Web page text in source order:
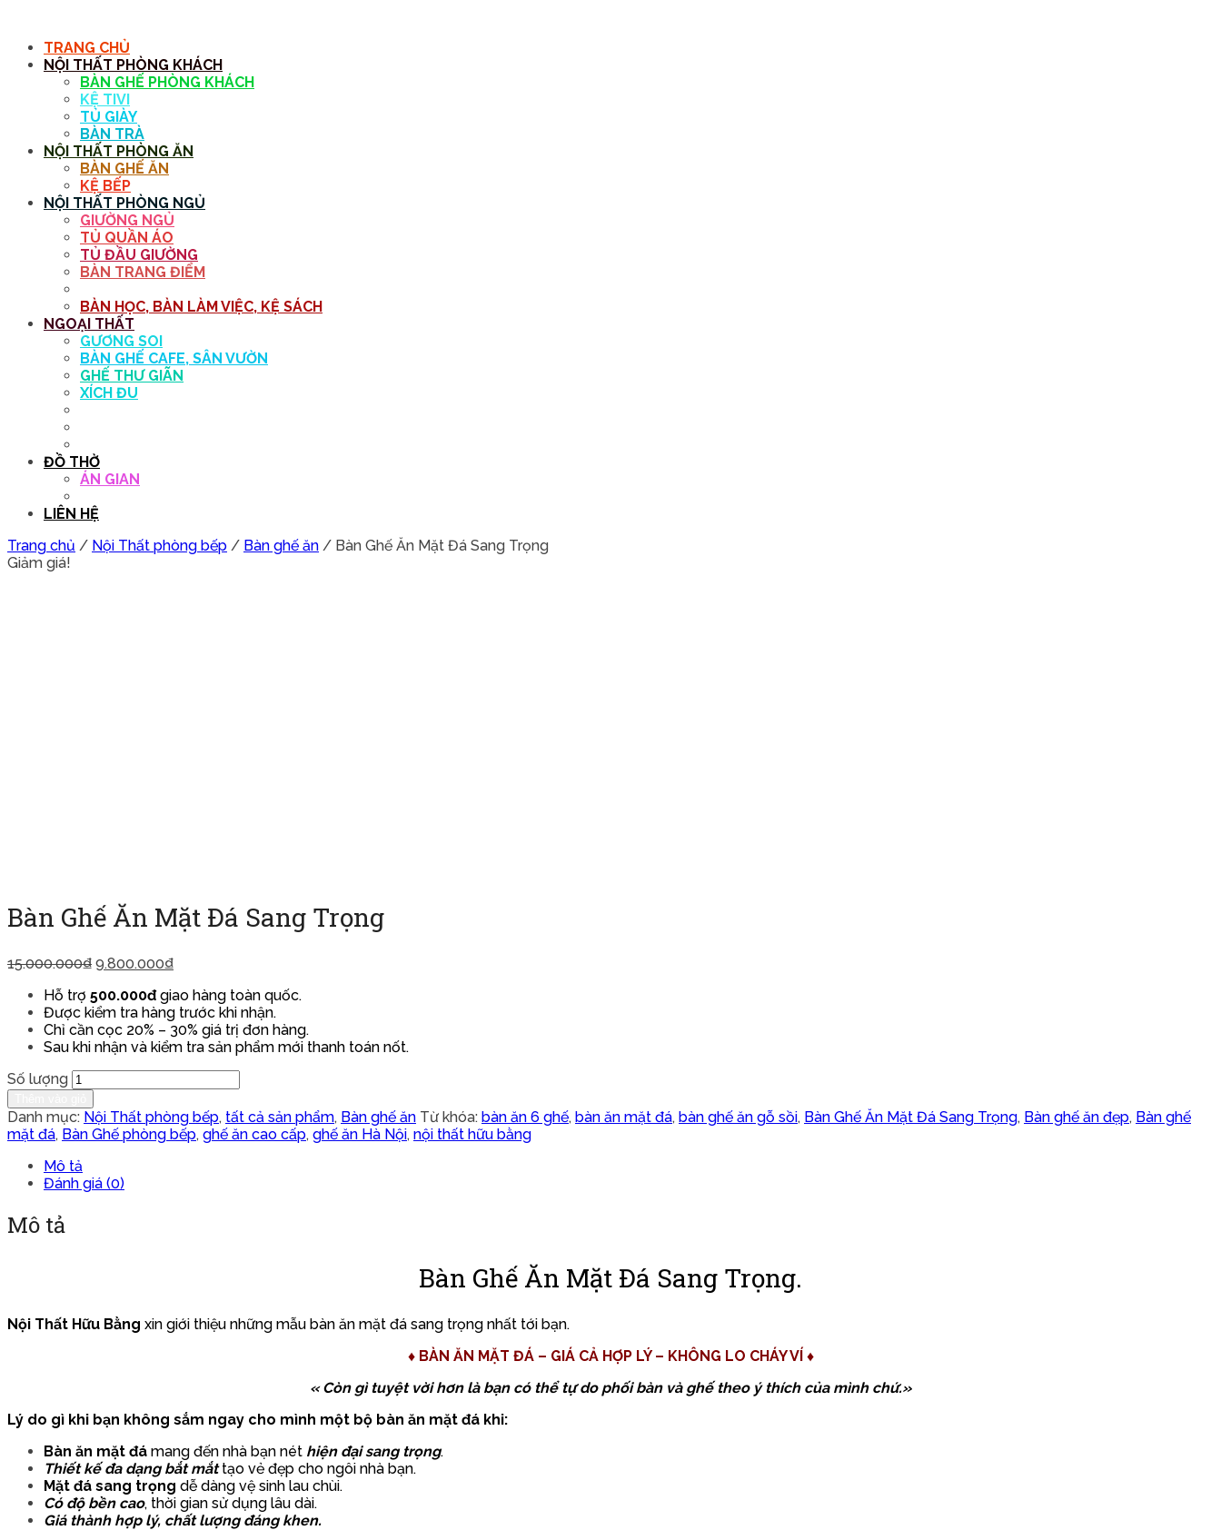
TRANG CHỦ
NỘI THẤT PHÒNG KHÁCH
BÀN GHẾ PHÒNG KHÁCH
KỆ TIVI
TỦ GIÀY
BÀN TRÀ
NỘI THẤT PHÒNG ĂN
BÀN GHẾ ĂN
KỆ BẾP
NỘI THẤT PHÒNG NGỦ
GIƯỜNG NGỦ
TỦ QUẦN ÁO
TỦ ĐẦU GIƯỜNG
BÀN TRANG ĐIỂM
BÀN HỌC, BÀN LÀM VIỆC, KỆ SÁCH
NGOẠI THẤT
GƯƠNG SOI
BÀN GHẾ CAFE, SÂN VƯỜN
GHẾ THƯ GIÃN
XÍCH ĐU
ĐỒ THỜ
ÁN GIAN
LIÊN HỆ
Trang chủ / Nội Thất phòng bếp / Bàn ghế ăn / Bàn Ghế Ăn Mặt Đá Sang Trọng
Giảm giá!
Bàn Ghế Ăn Mặt Đá Sang Trọng
15.000.000₫ 9.800.000₫
Hỗ trợ 500.000đgiao hàng toàn quốc.
Được kiểm tra hàng trước khi nhận.
Chỉ cần cọc 20% – 30% giá trị đơn hàng.
Sau khi nhận và kiểm tra sản phẩm mới thanh toán nốt.
Số lượng
Danh mục: Nội Thất phòng bếp, tất cả sản phẩm, Bàn ghế ăn Từ khóa: bàn ăn 6 ghế, bàn ăn mặt đá, bàn ghế ăn gỗ sồi, Bàn Ghế Ăn Mặt Đá Sang Trọng, Bàn ghế ăn đẹp, Bàn ghế
mặt đá, Bàn Ghế phòng bếp, ghế ăn cao cấp, ghế ăn Hà Nội, nội thất hữu bằng
Mô tả
Đánh giá (0)
Mô tả
Bàn Ghế Ăn Mặt Đá Sang Trọng.
Nội Thất Hữu Bằng xin giới thiệu những mẫu bàn ăn mặt đá sang trọng nhất tới bạn.
♦ BÀN ĂN MẶT ĐÁ – GIÁ CẢ HỢP LÝ – KHÔNG LO CHÁY VÍ ♦
« Còn gì tuyệt vời hơn là bạn có thể tự do phối bàn và ghế theo ý thích của mình chứ.»
Lý do gì khi bạn không sắm ngay cho mình một bộ bàn ăn mặt đá khi:
Bàn ăn mặt đá mang đến nhà bạn nét hiện đại sang trọng.
Thiết kế đa dạng bắt mắttạo vẻ đẹp cho ngôi nhà bạn.
Mặt đá sang trọng dễ dàng vệ sinh lau chùi.
Có độ bền cao, thời gian sử dụng lâu dài.
Giá thành hợp lý, chất lượng đáng khen.